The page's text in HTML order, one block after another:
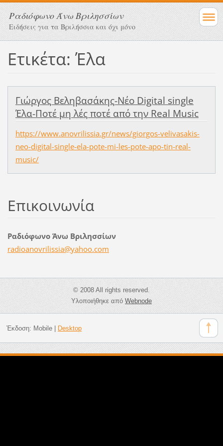
Ραδιόφωνο Άνω Βριλησσίων
Ειδήσεις για τα Βριλήσσια και όχι μόνο
Ετικέτα: Έλα
Γιώργος Βεληβασάκης-Νέο Digital single
Έλα-Ποτέ μη λές ποτέ από την Real Music
https://www.anovrilissia.gr/news/giorgos-velivasakis-
neo-digital-single-ela-pote-mi-les-pote-apo-tin-real-
music/
Επικοινωνία
Ραδιόφωνο Άνω Βριλησσίων
radioanovrilissia@yahoo.com
© 2008 All rights reserved.
Υλοποιήθηκε απόWebnode
Έκδοση: Mobile| Desktop